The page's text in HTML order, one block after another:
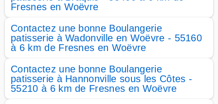
Fresnes en Woëvre
Contactez une bonne Boulangerie
patisserie à Wadonville en Woëvre - 55160
à 6 km de Fresnes en Woëvre
Contactez une bonne Boulangerie
patisserie à Hannonville sous les Côtes -
55210 à 6 km de Fresnes en Woëvre